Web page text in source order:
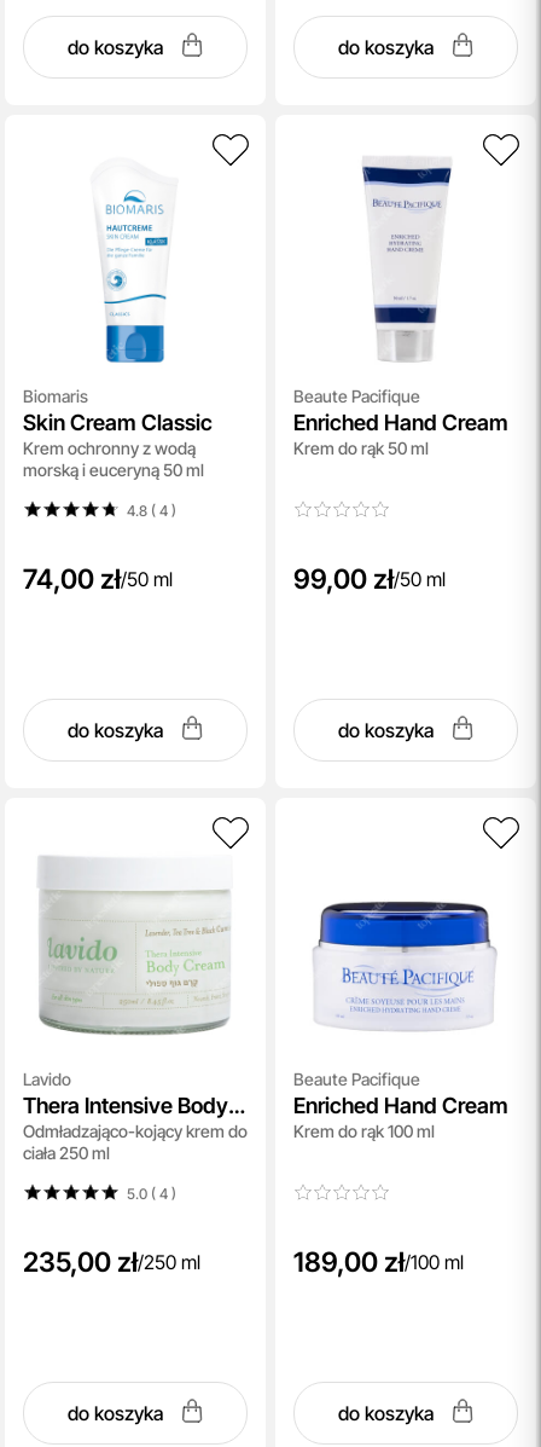
do koszyka do koszyka
Biomaris
Skin Cream Classic
Krem ochronny z wodą
morską i euceryną 50 ml
4.8 ( 4)
74,00 zł/50 ml
do koszyka
Beaute Pacifique
Enriched Hand Cream
Krem do rąk 50 ml
99,00 zł/50 ml
do koszyka
Lavido
Thera Intensive Body
Cream
Odmładzająco-kojący krem do
ciała 250 ml
5.0 ( 4)
235,00 zł/250 ml
do koszyka
Beaute Pacifique
Enriched Hand Cream
Krem do rąk 100 ml
189,00 zł/100 ml
do koszyka